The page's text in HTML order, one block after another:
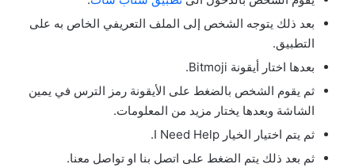
بعد ذلك يتوجه الشخص إلى الملف التعريفي الخاص به على
التطبيق.
بعدها اختار أيقونة Bitmoji.
ثم يقوم الشخص بالضغط على الأيقونة رمز الترس في يمين
الشاشة وبعدها يختار مزيد من المعلومات.
ثم يتم اختيار الخيار I Need Help.
ثم بعد ذلك يتم الضغط على اتصل بنا او تواصل معنا.